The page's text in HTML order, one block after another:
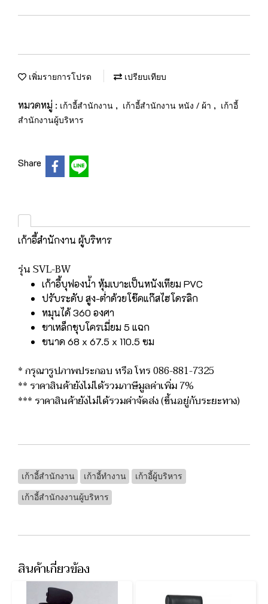
เพิ่มรายการโปรด เปรียบเทียบ
หมวดหมู่ : เก้าอี้สำนักงาน , เก้าอี้สำนักงาน หนัง / ผ้า , เก้าอี้
สำนักงานผู้บริหาร
Share
เก้าอี้สำนักงาน ผู้บริหาร
รุ่น SVL-BW
เก้าอี้บุฟองน้ำ หุ้มเบาะเป็นหนังเทียม PVC
ปรับระดับ สูง-ต่ำด้วยโช๊คแก๊สไฮโดรลิก
หมุนได้ 360 องศา
ขาเหล็กชุบโครเมี่ยม 5 แฉก
ขนาด 68 x 67.5 x 110.5 ซม
* กรุณารูปภาพประกอบ หรือ โทร 086-881-7325
** ราคาสินค้ายังไม่ได้รวมภาษีมูลค่าเพิ่ม 7%
*** ราคาสินค้ายังไม่ได้รวมค่าจัดส่ง (ขึ้นอยู่กับระยะทาง)
เก้าอี้สำนักงาน เก้าอี้ทำงาน
เก้าอี้ผู้บริหาร
เก้าอี้สำนักงงานผู้บริหาร
สินค้าเกี่ยวข้อง